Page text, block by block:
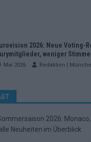
2026: Neue Voting-
weniger
Mai 2026 Redaktion |